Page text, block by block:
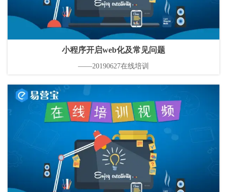
小程序开启web化及常见问题
——20190627在线培训